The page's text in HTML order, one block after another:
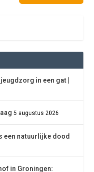
in een gat |
5 augustus 2026
een natuurlijke dood
in Groningen: